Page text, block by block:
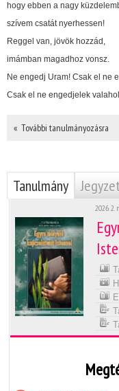
hogy ebben a nagy
szívem csatát nyerhessen!
Reggel van, jövök hozzád,
imámban magadhoz vonsz.
Ne engedj Uram! Csak el ne
Csak el ne engedjelek
« További tanulmányozásra
Tanulmány
2026. 2.